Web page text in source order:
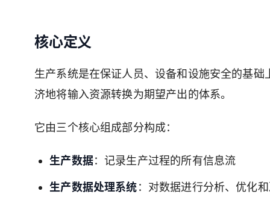
核心定义
生产系统是在保证人员、设备和设施安全的基
济地将输入资源转换为期望产出的体系。
它由三个核心组成部分构成：
生产数据：记录生产过程的所有信息流
生产数据处理系统：对数据进行分析、优化